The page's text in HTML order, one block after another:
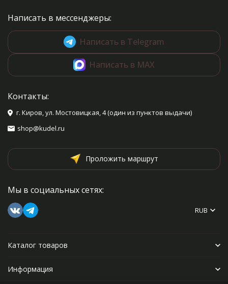
Написать в мессенджеры:
Написать в Telegram
Написать в MAX
Контакты:
г. Киров, ул. Мостовицкая, 4 (один из пунктов выдачи)
shop@kudel.ru
Проложить маршрут
Мы в социальных сетях:
RUB
Каталог товаров
Информация